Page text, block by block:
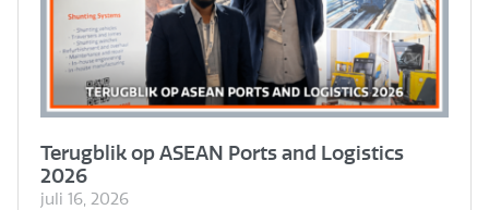
Terugblik op ASEAN Ports and Logistics
2026
juli 16, 2026